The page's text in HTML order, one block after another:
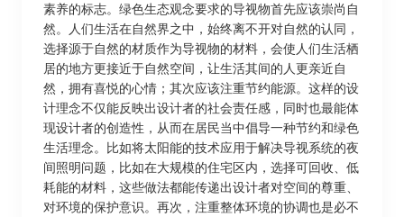
素养的标志。绿色生态观念要求的导视物首先应该崇尚自
然。人们生活在自然界之中，始终离不开对自然的认同，
选择源于自然的材质作为导视物的材料，会使人们生活栖
居的地方更接近于自然空间，让生活其间的人更亲近自
然，拥有喜悦的心情；其次应该注重节约能源。这样的设
计理念不仅能反映出设计者的社会责任感，同时也最能体
现设计者的创造性，从而在居民当中倡导一种节约和绿色
生活理念。比如将太阳能的技术应用于解决导视系统的夜
间照明问题，比如在大规模的住宅区内，选择可回收、低
耗能的材料，这些做法都能传递出设计者对空间的尊重、
对环境的保护意识。再次，注重整体环境的协调也是必不